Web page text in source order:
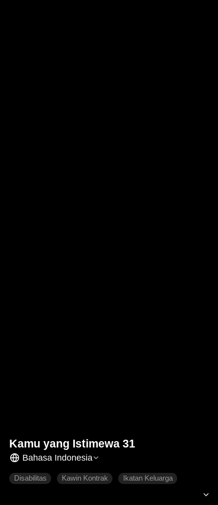
Kamu yang Istimewa 31
Bahasa Indonesia
Disabilitas Kawin Kontrak Ikatan Keluarga